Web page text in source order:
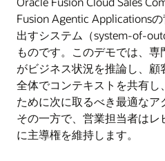
Fusion Agentic Applications
出すシステム（system-of-
ものです。このデモでは、
がビジネス状況を推論し、
全体でコンテキストを共有し
ために次に取るべき最適なア
その一方で、営業担当者はレ
に主導権を維持します。